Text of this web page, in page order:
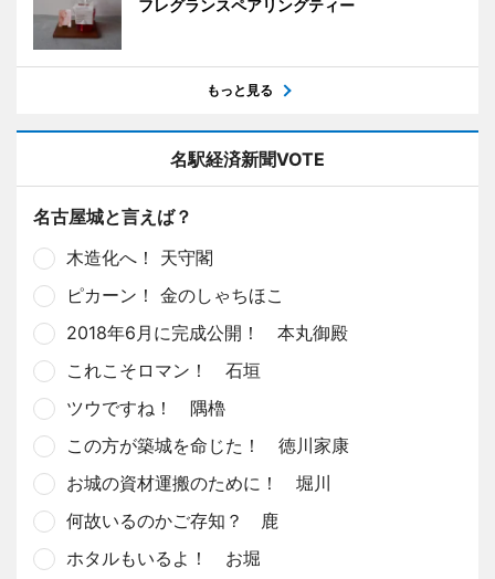
フレグランスペアリングティー
もっと見る
名駅経済新聞VOTE
名古屋城と言えば？
木造化へ！ 天守閣
ピカーン！ 金のしゃちほこ
2018年6月に完成公開！ 本丸御殿
これこそロマン！ 石垣
ツウですね！ 隅櫓
この方が築城を命じた！ 徳川家康
お城の資材運搬のために！ 堀川
何故いるのかご存知？ 鹿
ホタルもいるよ！ お堀